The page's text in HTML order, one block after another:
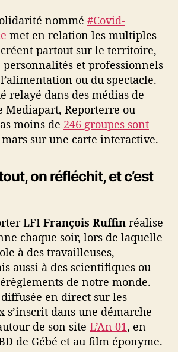
nommé #Covid-
met en relation les multiples
partout sur le territoire,
personnalités et professionnels
ou du spectacle.
relayé dans des médias de
Mediapart, Reporterre ou
moins de 246 groupes sont
mars sur une carte interactive.
on réfléchit, et c’est
LFI François Ruffin réalise
chaque soir, lors de laquelle
à des travailleuses,
aussi à des scientifiques ou
de notre monde.
en direct sur les
s’inscrit dans une démarche
de son site L’An 01, en
de Gébé et au film éponyme.